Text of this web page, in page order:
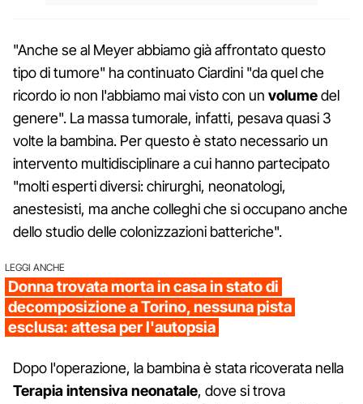
"Anche se al Meyer abbiamo già affrontato questo
tipo di tumore" ha continuato Ciardini "da quel che
ricordo io non l'abbiamo mai visto con un volumedel
genere". La massa tumorale, infatti, pesava quasi 3
volte la bambina. Per questo è stato necessario un
intervento multidisciplinare a cui hanno partecipato
"molti esperti diversi: chirurghi, neonatologi,
anestesisti, ma anche colleghi che si occupano anche
dello studio delle colonizzazioni batteriche".
LEGGI ANCHE
Donna trovata morta in casa in stato di
decomposizione a Torino, nessuna pista
esclusa: attesa per l'autopsia
Dopo l'operazione, la bambina è stata ricoverata nella
Terapia intensiva neonatale, dove si trova